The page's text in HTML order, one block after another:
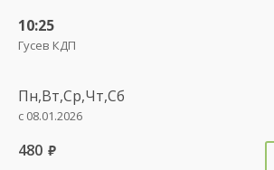
10:25
Гусев КДП
Пн,Вт,Ср,Чт,Сб
с 08.01.2026
480 руб.